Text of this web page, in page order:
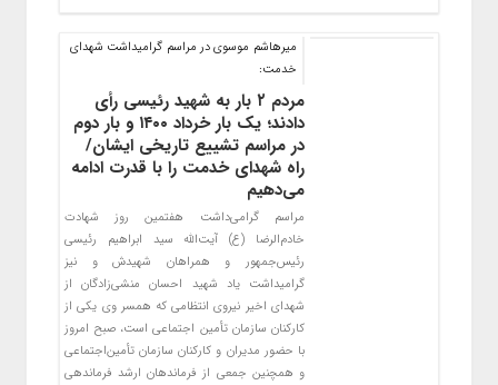
میرهاشم موسوی در مراسم گرامیداشت شهدای
خدمت:
مردم ۲ بار به شهید رئیسی رأی
دادند؛ یک بار خرداد ۱۴۰۰ و بار دوم
در مراسم تشییع تاریخی ایشان/
راه شهدای خدمت را با قدرت ادامه
می‌دهیم
مراسم گرامی‌داشت هفتمین روز شهادت
خادم‌الرضا (ع) آیت‌الله سید ابراهیم رئیسی
رئیس‌جمهور و همراهان شهیدش و نیز
گرامیداشت یاد شهید احسان منشی‌زادگان از
شهدای اخیر نیروی انتظامی که همسر وی یکی از
کارکنان سازمان تأمین اجتماعی است، صبح امروز
با حضور مدیران و کارکنان سازمان تأمین‌اجتماعی
و همچنین جمعی از فرماندهان ارشد فرماندهی